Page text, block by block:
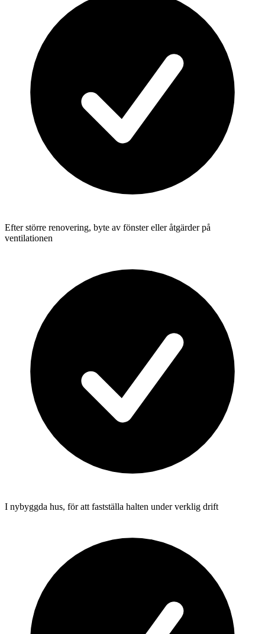
Efter större renovering, byte av fönster eller åtgärder på
ventilationen
I nybyggda hus, för att fastställa halten under verklig drift